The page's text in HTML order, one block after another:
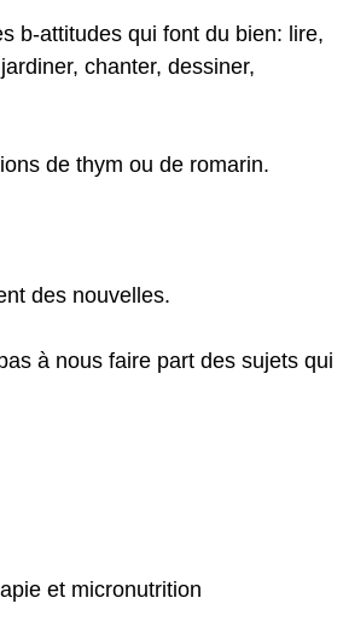
b-attitudes qui font du bien: lire,
chanter, dessiner,
de thym ou de romarin.
des nouvelles.
à nous faire part des sujets qui
et micronutrition